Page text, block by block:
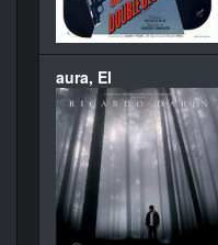
aura, El